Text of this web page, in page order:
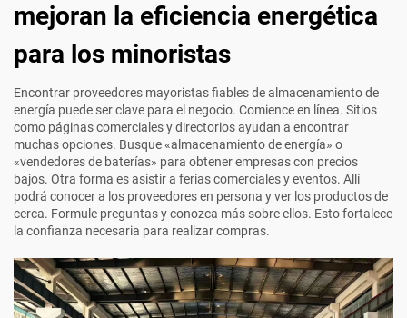
mejoran la eficiencia energética
para los minoristas
Encontrar proveedores mayoristas fiables de almacenamiento de
energía puede ser clave para el negocio. Comience en línea. Sitios
como páginas comerciales y directorios ayudan a encontrar
muchas opciones. Busque «almacenamiento de energía» o
«vendedores de baterías» para obtener empresas con precios
bajos. Otra forma es asistir a ferias comerciales y eventos. Allí
podrá conocer a los proveedores en persona y ver los productos de
cerca. Formule preguntas y conozca más sobre ellos. Esto fortalece
la confianza necesaria para realizar compras.